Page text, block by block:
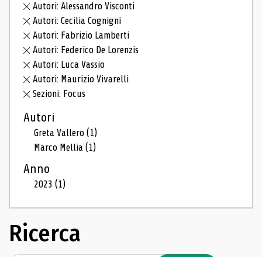
Autori: Alessandro Visconti
Autori: Cecilia Cognigni
Autori: Fabrizio Lamberti
Autori: Federico De Lorenzis
Autori: Luca Vassio
Autori: Maurizio Vivarelli
Sezioni: Focus
Autori
Greta Vallero(1)
Marco Mellia(1)
Anno
2023(1)
Ricerca